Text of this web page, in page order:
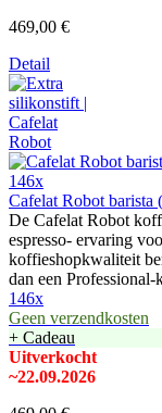
469,00 €
Detail
146x
Cafelat Robot barista
De Cafelat Robot
espresso- ervaring
koffieshopkwaliteit
dan een Professional-
146x
Geen verzendkosten
+ Cadeau
Uitverkocht
~22.09.2026